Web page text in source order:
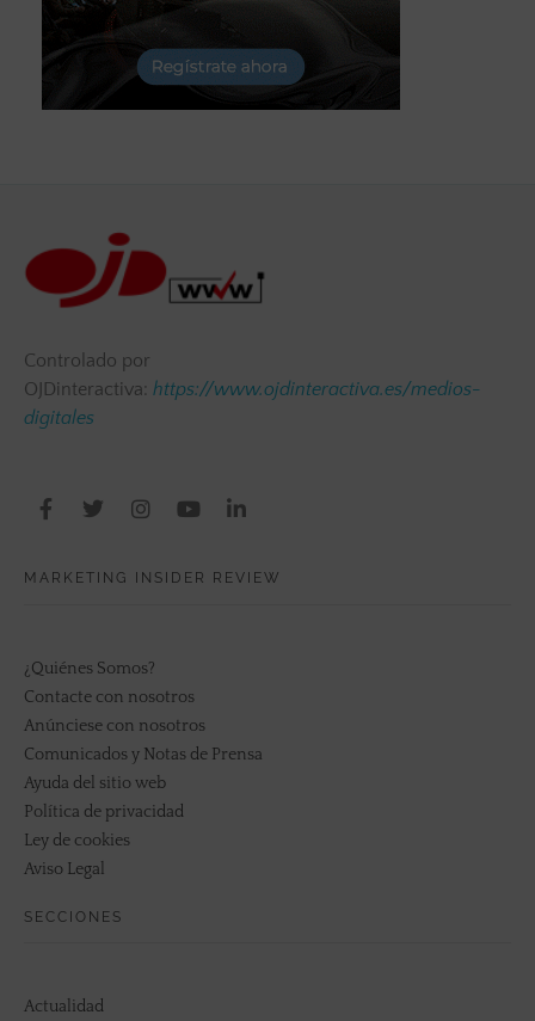
Controlado por
OJDinteractiva: https://www.ojdinteractiva.es/medios-
digitales
MARKETING INSIDER REVIEW
¿Quiénes Somos?
Contacte con nosotros
Anúnciese con nosotros
Comunicados y Notas de Prensa
Ayuda del sitio web
Política de privacidad
Ley de cookies
Aviso Legal
SECCIONES
Actualidad